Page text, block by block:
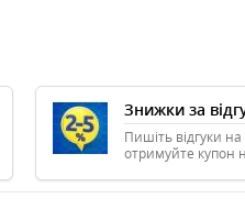
Знижки за
Пишіть відгуки
отримуйте купон